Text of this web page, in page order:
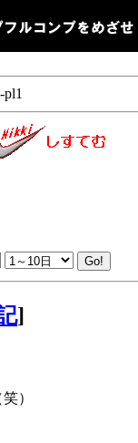
]
）